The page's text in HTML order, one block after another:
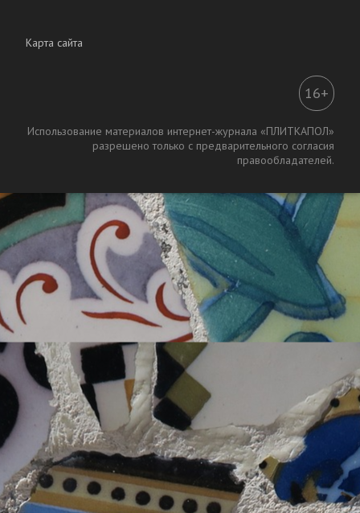
Карта сайта
16+
Использование материалов интернет-журнала «ПЛИТКАПОЛ»
разрешено только с предварительного согласия
правообладателей.